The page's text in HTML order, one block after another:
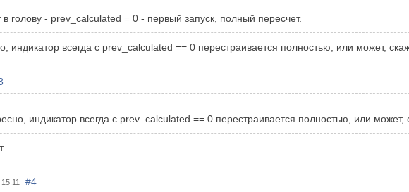
голову - prev_calculated = 0 - первый запуск, полный пересчет.
индикатор всегда с prev_calculated == 0 перестраивается полностью, или может,
индикатор всегда с prev_calculated == 0 перестраивается полностью, или
#4